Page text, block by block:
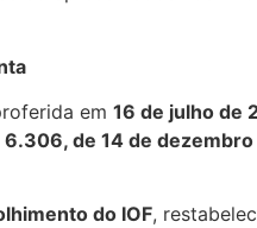
em 16 de julho de
6.306, de 14 de
do IOF,